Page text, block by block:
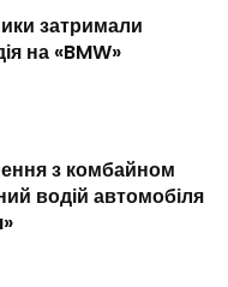
затримали
на «BMW»
з комбайном
водій автомобіля